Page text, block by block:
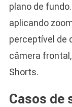
plano de
aplicando
perceptível de
câmera
Shorts.
Casos de